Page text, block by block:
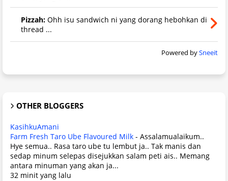
Pizzah: Ohh isu sandwich ni yang dorang hebohkan di
thread ...
Powered bySneeit
OTHER BLOGGERS
KasihkuAmani
Farm Fresh Taro Ube Flavoured Milk - Assalamualaikum..
Hye semua.. Rasa taro ube tu lembut ja.. Tak manis dan
sedap minum selepas disejukkan salam peti ais.. Memang
antara minuman yang akan ja...
32 minit yang lalu